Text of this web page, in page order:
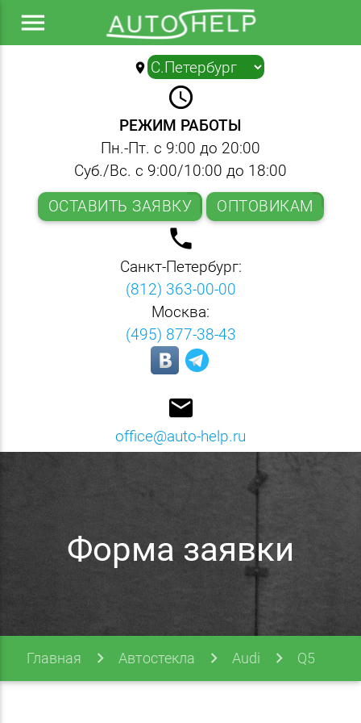
menu
location_on ▼
query_builder
РЕЖИМ РАБОТЫ
Пн.-Пт. с 9:00 до 20:00
Суб./Вс. с 9:00/10:00 до 18:00
ОСТАВИТЬ ЗАЯВКУ
ОПТОВИКАМ
local_phone
Санкт-Петербург:
(812) 363-00-00
Москва:
(495) 877-38-43
email
office@auto-help.ru
Форма заявки
Главная Автостекла Audi Q5